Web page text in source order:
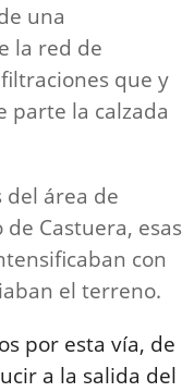
una
la red de
que y
la calzada
del área de
Castuera, esas
con
el terreno.
por esta vía, de
a la salida del